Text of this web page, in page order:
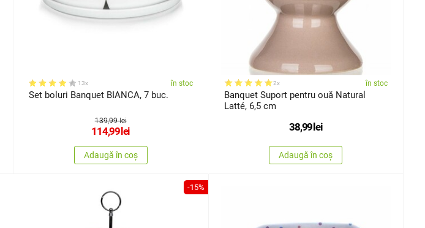
13x în stoc
Set boluri Banquet BIANCA, 7 buc.
139,99 lei
114,99 lei
Adaugă în coș
2x în stoc
Banquet Suport pentru ouă Natural
Latté, 6,5 cm
38,99 lei
Adaugă în coș
-15%